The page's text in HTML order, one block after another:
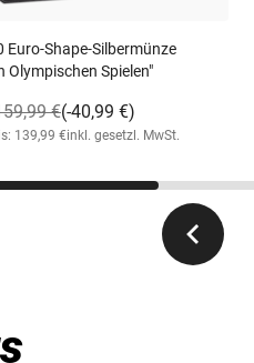
Euro-Shape-Silbermünze
Olympischen Spielen"
(-40,99 €)
€
139,99 €inkl. gesetzl. MwSt.